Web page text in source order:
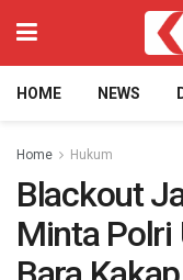
HOME NEWS
Home Hukum
Blackout
Minta Polri